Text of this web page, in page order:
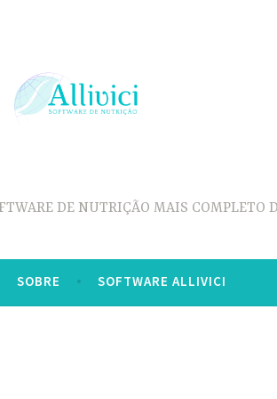
DE NUTRIÇÃO MAIS COMPLETO
SOBRE SOFTWARE ALLIVICI